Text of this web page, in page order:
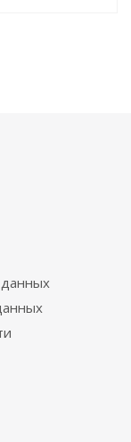
данных